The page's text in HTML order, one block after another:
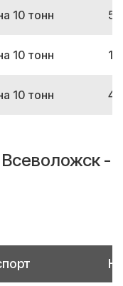
10 тонн
10 тонн
10 тонн
-